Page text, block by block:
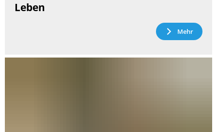
Leben
Mehr